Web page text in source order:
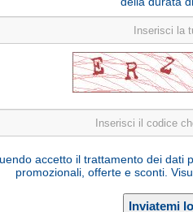
accetto il trattamento dei dati
promozionali, offerte e sconti.
Collane libri
Articoli
Immacolata che
Seleziona una